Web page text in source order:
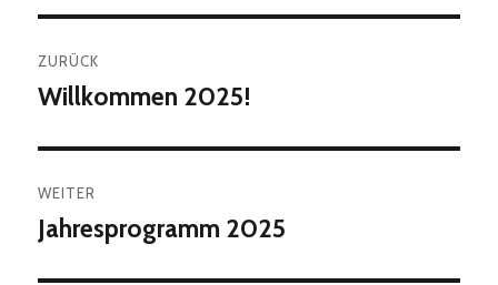
ZURÜCK
Vorheriger
Willkommen 2025!
WEITER
Nächster
Jahresprogramm 2025